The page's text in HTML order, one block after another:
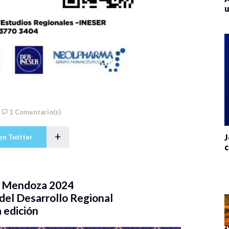
1 Comentario(s)
Twitter +
2024
Desarrollo Regional
edición